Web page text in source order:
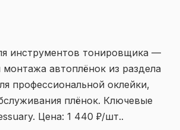
инструментов тонировщика —
автоплёнок из раздела
профессиональной оклейки,
плёнок. Ключевые
Цена: 1 440 ₽/шт..